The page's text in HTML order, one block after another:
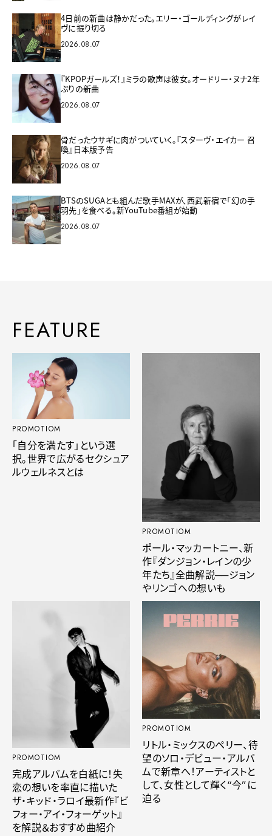
4日前の新曲は静かだった。エリー・ゴールディングがレイ
ヴに振り切る
2026.08.07
『KPOPガールズ！』ミラの歌声は彼女。オードリー・ヌナ2年
ぶりの新曲
2026.08.07
骨だったウサギに肉がついていく。『スターヴ・エイカー 召
喚』日本版予告
2026.08.07
BTSのSUGAとも組んだ歌手MAXが、西武新宿で「幻の手
羽先」を食べる。新YouTube番組が始動
2026.08.07
FEATURE
PROMOTIOM
「自分を満たす」という選
択。世界で広がるセクシュア
ルウェルネスとは
PROMOTIOM
ポール・マッカートニー、新
作『ダンジョン・レインの少
年たち』全曲解説──ジョン
やリンゴへの想いも
PROMOTIOM
完成アルバムを白紙に！失
恋の想いを率直に描いた
ザ・キッド・ラロイ最新作『ビ
フォー・アイ・フォーゲット』
を解説＆おすすめ曲紹介
PROMOTIOM
リトル・ミックスのペリー、待
望のソロ・デビュー・アルバ
ムで新章へ！アーティストと
して、女性として輝く“今”に
迫る